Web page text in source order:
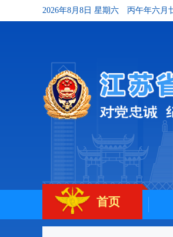
2026年8月8日 星期六 丙午年六月
首页